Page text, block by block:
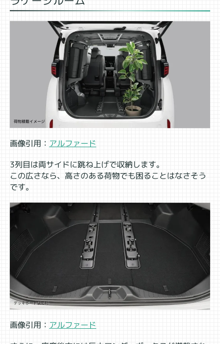
画像引用： アルファード
3列目は両サイドに跳ね上げで収納します。
この広さなら、高さのある荷物でも困ることはなさそう
です。
画像引用： アルファード